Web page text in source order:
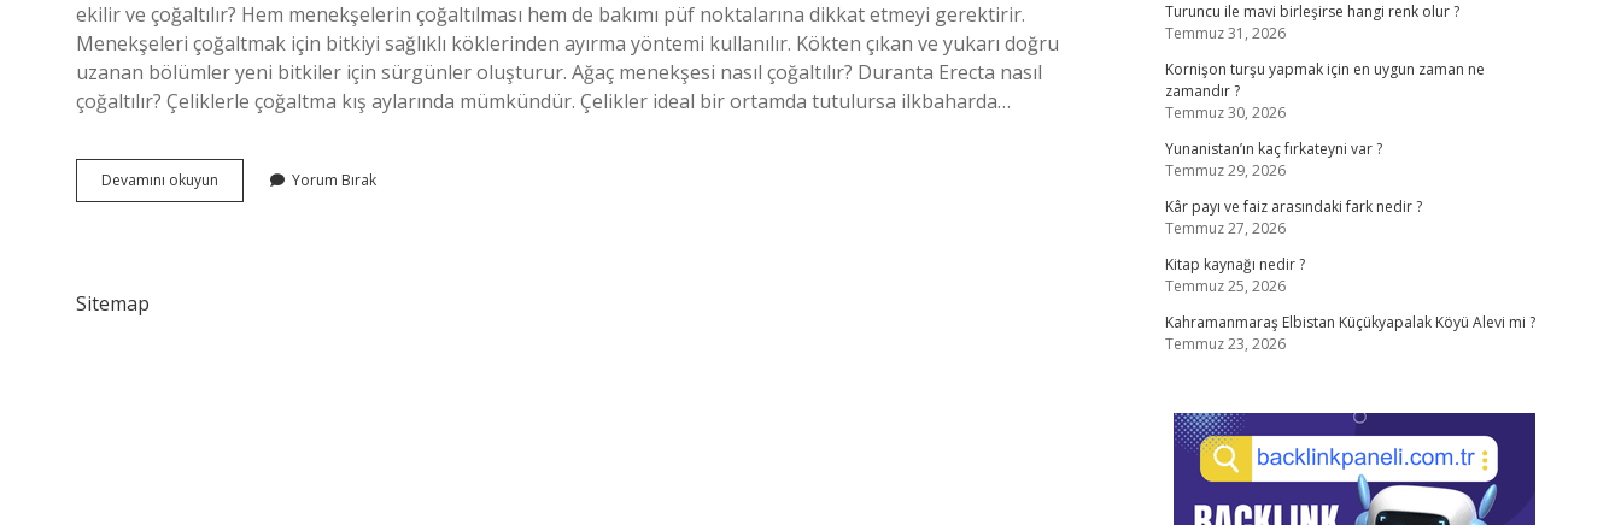
ekilir ve çoğaltılır? Hem menekşelerin çoğaltılması hem de bakımı püf noktalarına dikkat etmeyi gerektirir.
Menekşeleri çoğaltmak için bitkiyi sağlıklı köklerinden ayırma yöntemi kullanılır. Kökten çıkan ve yukarı doğru
uzanan bölümler yeni bitkiler için sürgünler oluşturur. Ağaç menekşesi nasıl çoğaltılır? Duranta Erecta nasıl
çoğaltılır? Çeliklerle çoğaltma kış aylarında mümkündür. Çelikler ideal bir ortamda tutulursa ilkbaharda…
Devamını okuyun
Menekşe
Yorum Bırak
Sitemap
Turuncu ile mavi birleşirse hangi renk olur ?
Temmuz 31, 2026
Kornişon turşu yapmak için en uygun zaman ne
zamandır ?
Temmuz 30, 2026
Yunanistan’ın kaç fırkateyni var ?
Temmuz 29, 2026
Kâr payı ve faiz arasındaki fark nedir ?
Temmuz 27, 2026
Kitap kaynağı nedir ?
Temmuz 25, 2026
Kahramanmaraş Elbistan Küçükyapalak Köyü Alevi mi ?
Temmuz 23, 2026